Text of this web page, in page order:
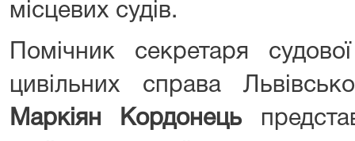
місцевих судів.
Помічник секретаря
цивільних справа
Маркіян Кордонець